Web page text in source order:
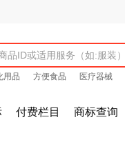
用品 方便食品 医疗器械
付费栏目 商标查询